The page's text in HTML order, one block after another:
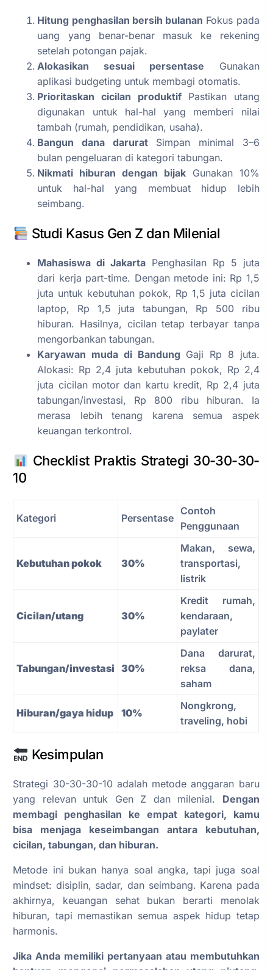
Hitung penghasilan bersih bulanan Fokus pada
uang yang benar-benar masuk ke rekening
setelah potongan pajak.
Alokasikan sesuai persentase Gunakan
aplikasi budgeting untuk membagi otomatis.
Prioritaskan cicilan produktifPastikan utang
digunakan untuk hal-hal yang memberi nilai
tambah (rumah, pendidikan, usaha).
Bangun dana daruratSimpan minimal 3–6
bulan pengeluaran di kategori tabungan.
Nikmati hiburan dengan bijakGunakan 10%
untuk hal-hal yang membuat hidup lebih
seimbang.
Studi Kasus Gen Z dan Milenial
Mahasiswa di Jakarta Penghasilan Rp 5 juta
dari kerja part-time. Dengan metode ini: Rp 1,5
juta untuk kebutuhan pokok, Rp 1,5 juta cicilan
laptop, Rp 1,5 juta tabungan, Rp 500 ribu
hiburan. Hasilnya, cicilan tetap terbayar tanpa
mengorbankan tabungan.
Karyawan muda di Bandung Gaji Rp 8 juta.
Alokasi: Rp 2,4 juta kebutuhan pokok, Rp 2,4
juta cicilan motor dan kartu kredit, Rp 2,4 juta
tabungan/investasi, Rp 800 ribu hiburan. Ia
merasa lebih tenang karena semua aspek
keuangan terkontrol.
Checklist Praktis Strategi 30-30-30-
10
Kategori Persentase
Contoh
Penggunaan
Kebutuhan pokok 30%
Makan, sewa,
transportasi,
listrik
Cicilan/utang 30%
Kredit rumah,
kendaraan,
paylater
Tabungan/investasi 30%
Dana darurat,
reksa dana,
saham
Hiburan/gaya hidup 10%
Nongkrong,
traveling, hobi
Kesimpulan
Strategi 30-30-30-10 adalah metode anggaran baru
yang relevan untuk Gen Z dan milenial. Dengan
membagi penghasilan ke empat kategori, kamu
bisa menjaga keseimbangan antara kebutuhan,
cicilan, tabungan, dan hiburan.
Metode ini bukan hanya soal angka, tapi juga soal
mindset: disiplin, sadar, dan seimbang. Karena pada
akhirnya, keuangan sehat bukan berarti menolak
hiburan, tapi memastikan semua aspek hidup tetap
harmonis.
Jika Anda memiliki pertanyaan atau membutuhkan